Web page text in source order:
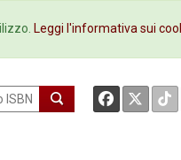
Contatti
Leggi l'informativa sui